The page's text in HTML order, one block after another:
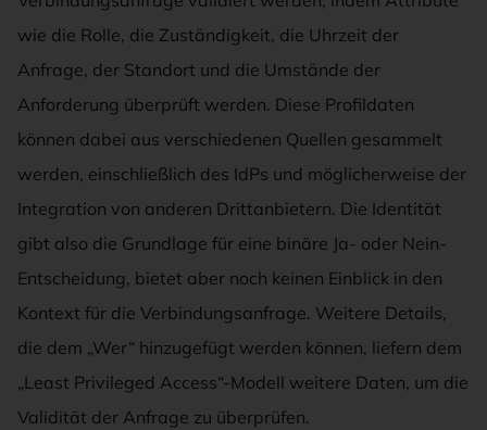
wie die Rolle, die Zuständigkeit, die Uhrzeit der
Anfrage, der Standort und die Umstände der
Anforderung überprüft werden. Diese Profildaten
können dabei aus verschiedenen Quellen gesammelt
werden, einschließlich des IdPs und möglicherweise der
Integration von anderen Drittanbietern. Die Identität
gibt also die Grundlage für eine binäre Ja- oder Nein-
Entscheidung, bietet aber noch keinen Einblick in den
Kontext für die Verbindungsanfrage. Weitere Details,
die dem „Wer“ hinzugefügt werden können, liefern dem
„Least Privileged Access“-Modell weitere Daten, um die
Validität der Anfrage zu überprüfen.